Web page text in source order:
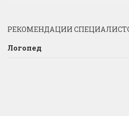
РЕКОМЕНДАЦИИ
Логопед